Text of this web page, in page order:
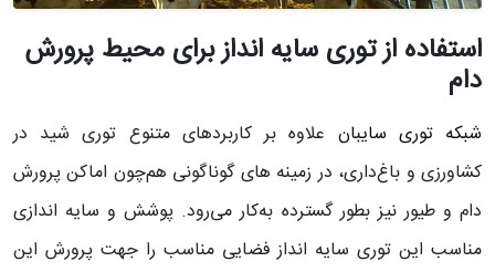
استفاده از توری سایه انداز برای محیط پرورش
دام
شبکه توری سایبان علاوه بر کاربردهای متنوع توری شید در
کشاورزی و باغ‌داری، در زمینه های گوناگونی هم‌چون اماکن پرورش
دام و طیور نیز بطور گسترده به‌کار می‌رود. پوشش و سایه اندازی
مناسب این توری سایه انداز فضایی مناسب را جهت پرورش این